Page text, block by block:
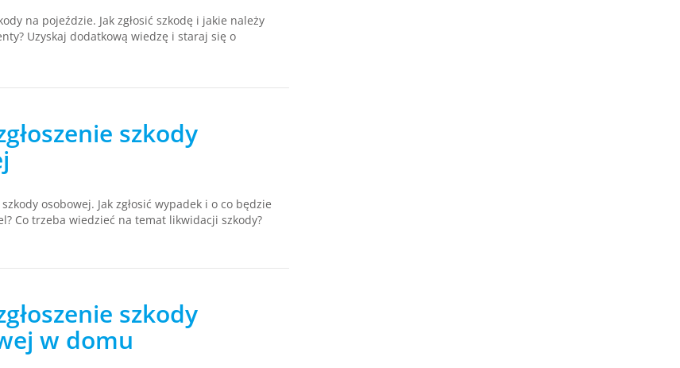
na pojeździe. Jak zgłosić szkodę i jakie należy
Uzyskaj dodatkową wiedzę i staraj się o
szkody
osobowej. Jak zgłosić wypadek i o co będzie
Co trzeba wiedzieć na temat likwidacji szkody?
szkody
w domu